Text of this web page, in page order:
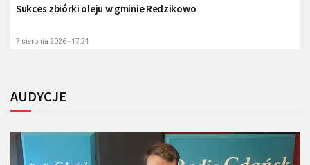
Sukces zbiórki oleju w gminie Redzikowo
7 sierpnia 2026 - 17:24
AUDYCJE